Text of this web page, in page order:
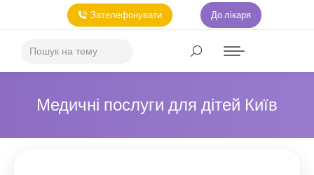
Зателефонувати До лікаря
Медичні послуги для дітей Київ